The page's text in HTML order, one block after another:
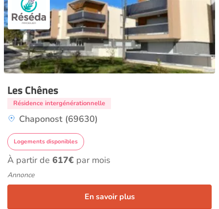
Les Chênes
Résidence intergénérationnelle
Chaponost (69630)
Logements disponibles
À partir de 617€ par mois
Annonce
En savoir plus